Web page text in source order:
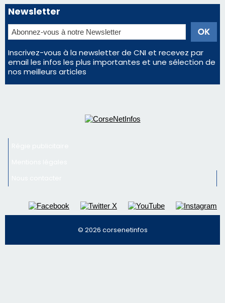
Newsletter
Inscrivez-vous à la newsletter de CNI et recevez par
email les infos les plus importantes et une sélection de
nos meilleurs articles
© 2026 corsenetinfos